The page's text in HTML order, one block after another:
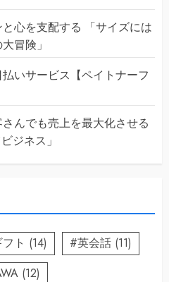
心を支配する 「サイズには
冒険」
いサービス【ペイトナーフ
さんでも売上を最大化させる
ジネス」
ト (14) #英会話 (11)
(12)